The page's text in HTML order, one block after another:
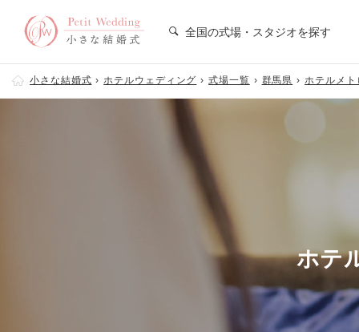
全国の式場・スタジオを探す
小さな結婚式 ホテルウェディング 式場一覧 群馬県 ホテルメト
ホテ